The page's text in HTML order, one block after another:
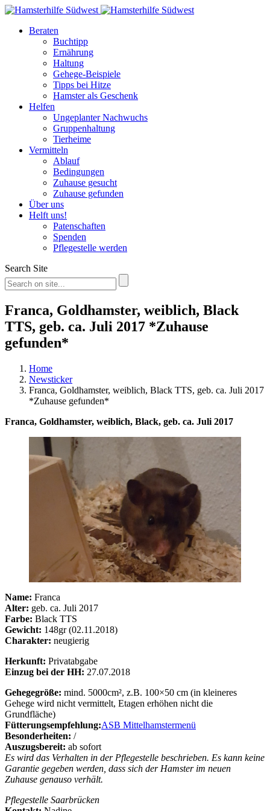
Beraten
Buchtipp
Ernährung
Haltung
Gehege-Beispiele
Tipps bei Hitze
Hamster als Geschenk
Helfen
Ungeplanter Nachwuchs
Gruppenhaltung
Tierheime
Vermitteln
Ablauf
Bedingungen
Zuhause gesucht
Zuhause gefunden
Über uns
Helft uns!
Patenschaften
Spenden
Pflegestelle werden
Search Site
Franca, Goldhamster, weiblich, Black
TTS, geb. ca. Juli 2017 *Zuhause
gefunden*
Home
Newsticker
Franca, Goldhamster, weiblich, Black TTS, geb. ca. Juli 2017
*Zuhause gefunden*
Franca, Goldhamster, weiblich, Black, geb. ca. Juli 2017
Name: Franca
Alter: geb. ca. Juli 2017
Farbe: Black TTS
Gewicht: 148gr (02.11.2018)
Charakter: neugierig
Herkunft: Privatabgabe
Einzug bei der HH: 27.07.2018
Gehegegröße: mind. 5000cm², z.B. 100×50 cm (in kleineres
Gehege wird nicht vermittelt, Etagen erhöhen nicht die
Grundfläche)
Fütterungsempfehlung:ASB Mittelhamstermenü
Besonderheiten: /
Auszugsbereit: ab sofort
Es wird das Verhalten in der Pflegestelle beschrieben. Es kann keine
Garantie gegeben werden, dass sich der Hamster im neuen
Zuhause genauso verhält.
Pflegestelle Saarbrücken